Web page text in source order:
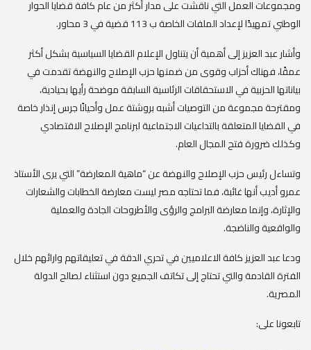
ومجموعات العمل التي ناقشت على مدار أكثر من عام كافة قضايا الحوار
الوطني تمهيدًا لإعداد الملفات الخاصة ب 113 قضية في 3 محاور.
وأشار عبد العزيز إلى أهمية أن يتناول الإعلام القضايا السياسية بشكل أكثر
عمقًا، فهناك أحزاب وقوى من ضمنها حزب الإصلاح والنهضة تقدمت في
بياناتها الحزبية في الاستحقاقات الرئاسية السابقة موضحة رأيها بحيادية،
ومقترحة مجموعة من التوصيات أشبه بروشتة عمل وأحيانًا جرس إنذار خاصة
في القضايا المتعلقة بالتداعيات الاجتماعية لبرنامج الإصلاح الاقتصادي
وكذلك ضرورة فتح المجال العام.
وتساءل رئيس حزب الإصلاح والنهضة عن “ماهية المعارضة” التي يرى الأستاذ
عمرو أديب أنها غائبة، فما تحتاجه مصر ليست معارضة الخطابات والشعارات
والإثارة، وإنما معارضة البرامج والرؤى والأطروحات الجادة والعملية
والواقعية والناضجة.
ودعا عبد العزيز كافة الاعلاميين في تحري الدقة في تعليقاتهم وارائهم خلال
الفترة القادمة والتي تحتاج إلى تكاتف الجميع دون استثناء لصالح الدولة
المصرية.
تابعونا على: